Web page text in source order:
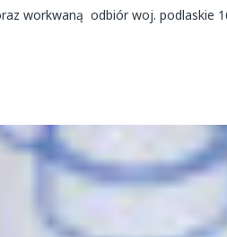
workwaną odbiór woj.